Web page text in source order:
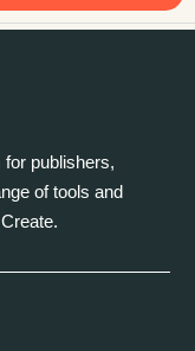
publishers,
of tools and